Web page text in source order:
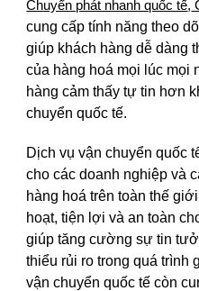
Chuyển phát nhanh quốc tế,
cung cấp tính năng theo
giúp khách hàng dễ dàng
của hàng hoá mọi lúc mọi
hàng cảm thấy tự tin hơn
chuyển quốc tế.
Dịch vụ vận chuyển quốc
cho các doanh nghiệp và
hàng hoá trên toàn thế
hoạt, tiện lợi và an toàn
giúp tăng cường sự tin
thiểu rủi ro trong quá trình
vận chuyển quốc tế còn